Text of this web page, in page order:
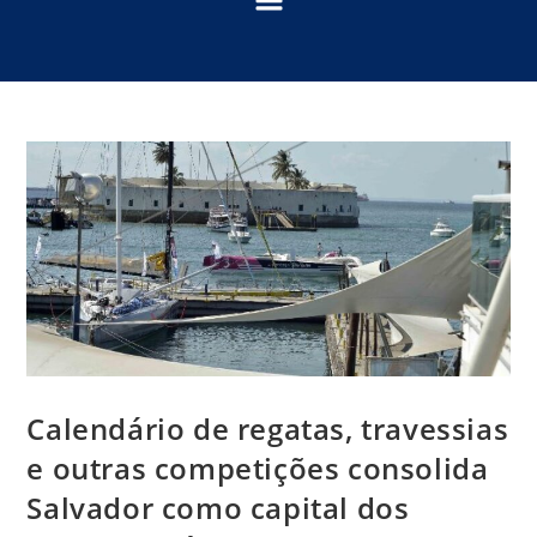
Calendário de regatas, travessias
e outras competições consolida
Salvador como capital dos